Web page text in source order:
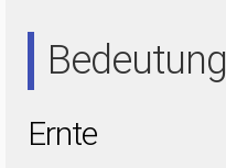
Bedeutung
Ernte